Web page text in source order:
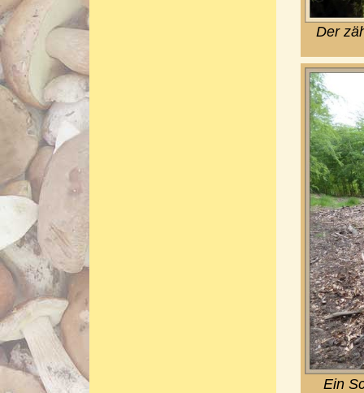
Der
Ein